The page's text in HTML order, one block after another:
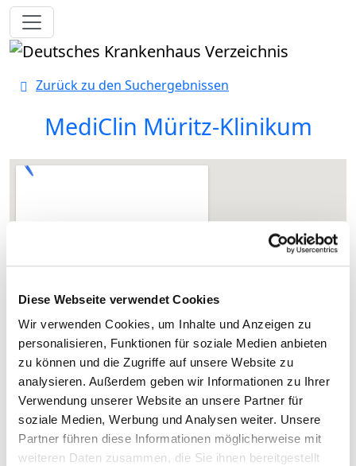
Diese Webseite verwendet Cookies
Wir verwenden Cookies, um Inhalte und Anzeigen zu
personalisieren, Funktionen für soziale Medien anbieten
zu können und die Zugriffe auf unsere Website zu
analysieren. Außerdem geben wir Informationen zu Ihrer
Verwendung unserer Website an unsere Partner für
soziale Medien, Werbung und Analysen weiter. Unsere
Partner führen diese Informationen möglicherweise mit
weiteren Daten zusammen, die Sie ihnen bereitgestellt
Toggle navigation
Zurück zu den Suchergebnissen
MediClin Müritz-Klinikum
Weinbergstraße 19
17192 Waren (Müritz)